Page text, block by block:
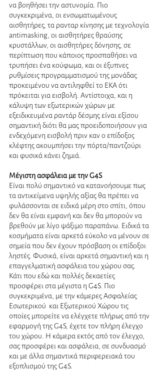
να βοηθήσει την αστυνομία. Πιο
συγκεκριμένα, οι ενσωματωμένους
αισθητήρες, τα ρανταρ κίνησης με τεχνολογία
antimasking, οι αισθητήρες θραύσης
κρυστάλλων, οι αισθητήρες δόνησης, σε
περίπτωση που κάποιος προσπαθήσει να
τρυπήσει ένα κούφωμα, και οι έξυπνες
ρυθμίσεις προγραμματισμού της μονάδας
προκειμένου να αντιληφθεί το ΕΚΑ ότι
πρόκειται για εισβολή. Αντίστοιχα, και η
κάλυψη των εξωτερικών χώρων με
εξειδικευμένα ραντάρ δέσμης είναι εξίσου
σημαντική διότι θα μας προειδοποιήσουν για
ενδεχόμενη εισβολή πριν καν ο επίδοξος
κλέφτης ακουμπήσει την πόρτα/παντζούρι
και φυσικά κάνει ζημιά.
Μέγιστη ασφάλεια με την G4S
Είναι πολύ σημαντικό να κατανοήσουμε πως
τα αντικείμενα υψηλής αξίας θα πρέπει να
φυλάσσονται σε ειδικά μέρη στο σπίτι, όπου
δεν θα είναι εμφανή και δεν θα μπορούν να
βρεθούν με λίγο ψάξιμο παραπάνω. Ειδικά τα
κοσμήματα είναι αρκετά εύκολο να μένουν σε
σημεία που δεν έχουν πρόσβαση οι επίδοξοι
ληστές. Φυσικά, είναι αρκετά σημαντική και η
επαγγελματική ασφάλεια του χώρου σας.
Κάτι που εδώ και πολλές δεκαετίες
προσφέρει στα μέγιστα η G4S. Πιο
συγκεκριμένα, με την κάμερες Ασφαλείας
Εσωτερικού  και Εξωτερικού Χώρου τις
οποίες μπορείτε να ελέγχετε πλήρως από την
εφαρμογή της G4S, έχετε τον πλήρη έλεγχο
του χώρου. Η κάμερα εκτός από τον έλεγχο,
σας προσφέρει και ασφάλεια, σε συνδυασμό
και με άλλα σημαντικά περιφερειακά του
εξοπλισμού της G4S.